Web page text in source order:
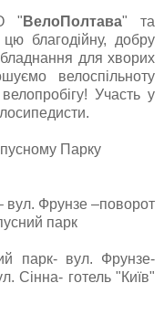
" ВелоПолтава" та
цю благодійну, добру
для хворих
велоспільноту
Участь у
Парку
вул. Фрунзе –поворот
парк
парк- вул. Фрунзе-
Сінна- готель "Київ"